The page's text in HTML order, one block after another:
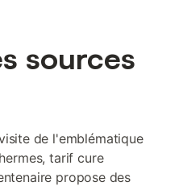
sources
de l'emblématique
tarif cure
propose des